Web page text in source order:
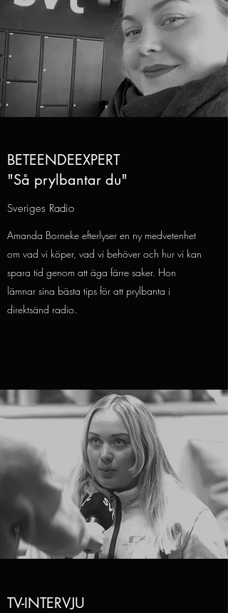
BETEENDEEXPERT
"Så prylbantar du"
Sveriges Radio
Amanda Borneke efterlyser en ny medvetenhet
om vad vi köper, vad vi behöver och hur vi kan
spara tid genom att äga färre saker. Hon
lämnar sina bästa tips för att prylbanta i
direktsänd radio.
TV-INTERVJU